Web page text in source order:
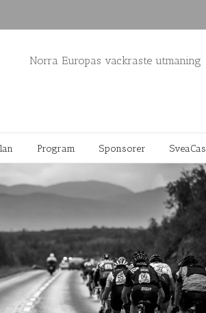
Norra Europas vackraste utmaning
Program Sponsorer